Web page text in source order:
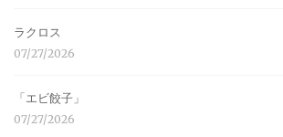
ラクロス
07/27/2026
「エビ餃子」
07/27/2026